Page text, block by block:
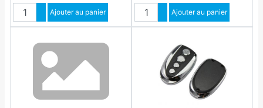
QuantitéAugmenter quantité
Diminuer quantité
Ajouter au panier QuantitéAugmenter quantité
Diminuer quantité
Ajouter au panier